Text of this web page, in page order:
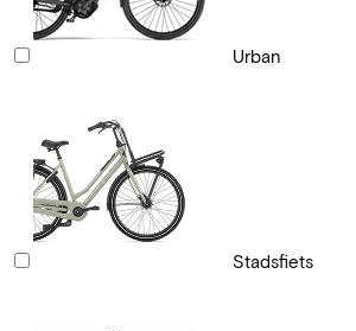
Urban
Stadsfiets